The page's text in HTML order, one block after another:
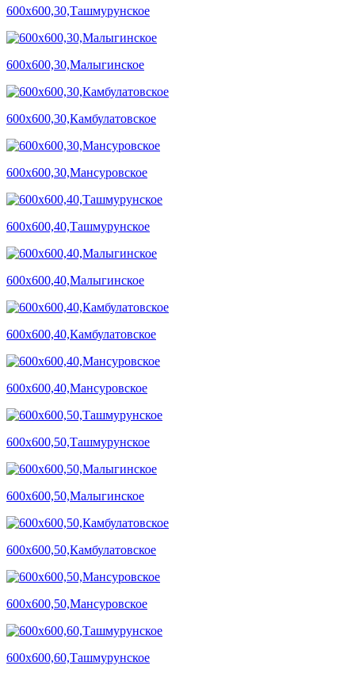
600х600,30,Ташмурунское
600х600,30,Малыгинское
600х600,30,Камбулатовское
600х600,30,Мансуровское
600х600,40,Ташмурунское
600х600,40,Малыгинское
600х600,40,Камбулатовское
600х600,40,Мансуровское
600х600,50,Ташмурунское
600х600,50,Малыгинское
600х600,50,Камбулатовское
600х600,50,Мансуровское
600х600,60,Ташмурунское